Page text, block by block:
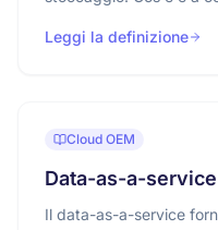
Leggi la definizione
Cloud OEM
Data-as-a-
Il data-as-a-service